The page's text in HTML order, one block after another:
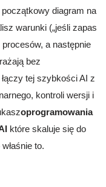
diagram na
warunki („jeśli zapas
a następnie
bez
tej szybkości AI z
kontroli wersji i
oprogramowania
które skaluje się do
to.